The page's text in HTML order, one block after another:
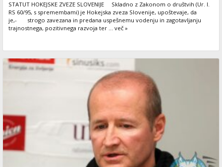
STATUT HOKEJSKE ZVEZE SLOVENIJE Skladno z Zakonom o društvih (Ur. l.
RS 60/95, s spremembami) je Hokejska zveza Slovenije, upoštevaje, da
je,- strogo zavezana in predana uspešnemu vodenju in zagotavljanju
trajnostnega, pozitivnega razvoja ter ... več »